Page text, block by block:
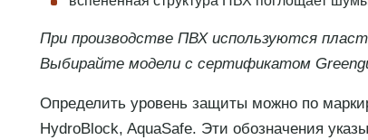
При производстве ПВХ используются
Выбирайте модели с сертификатом
Определить уровень защиты можно по
HydroBlock, AquaSafe. Эти обозначения